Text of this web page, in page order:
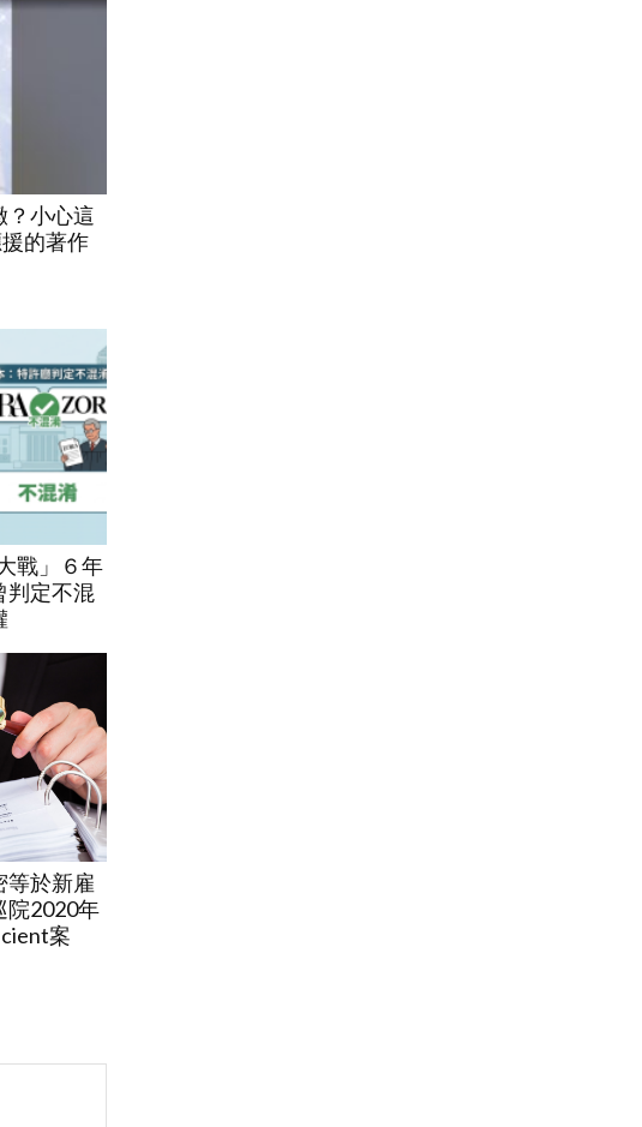
？小心這
的著作
戰」６年
判定不混
等於新雇
院2020年
案